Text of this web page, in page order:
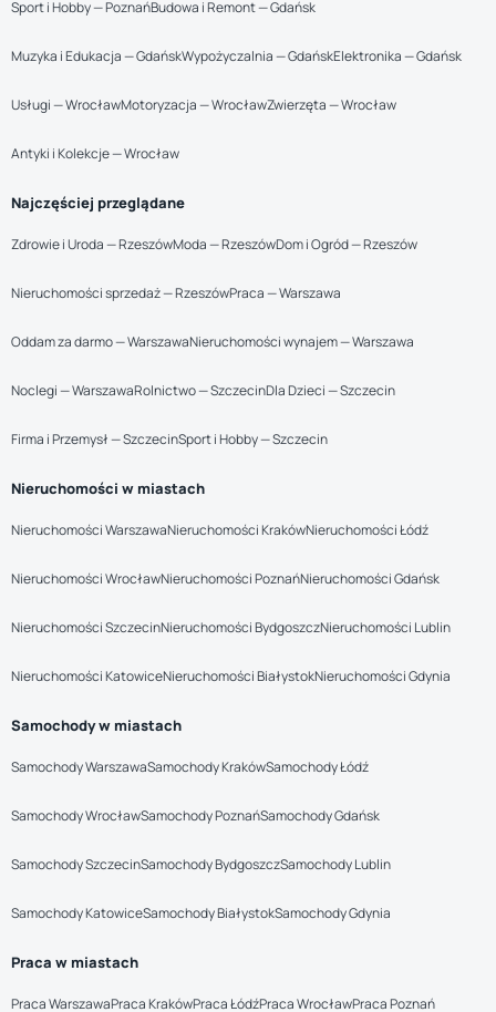
Sport i Hobby — PoznańBudowa i Remont — Gdańsk
Muzyka i Edukacja — GdańskWypożyczalnia — GdańskElektronika — Gdańsk
Usługi — WrocławMotoryzacja — WrocławZwierzęta — Wrocław
Antyki i Kolekcje — Wrocław
Najczęściej przeglądane
Zdrowie i Uroda — RzeszówModa — RzeszówDom i Ogród — Rzeszów
Nieruchomości sprzedaż — RzeszówPraca — Warszawa
Oddam za darmo — WarszawaNieruchomości wynajem — Warszawa
Noclegi — WarszawaRolnictwo — SzczecinDla Dzieci — Szczecin
Firma i Przemysł — SzczecinSport i Hobby — Szczecin
Nieruchomości w miastach
Nieruchomości WarszawaNieruchomości KrakówNieruchomości Łódź
Nieruchomości WrocławNieruchomości PoznańNieruchomości Gdańsk
Nieruchomości SzczecinNieruchomości BydgoszczNieruchomości Lublin
Nieruchomości KatowiceNieruchomości BiałystokNieruchomości Gdynia
Samochody w miastach
Samochody WarszawaSamochody KrakówSamochody Łódź
Samochody WrocławSamochody PoznańSamochody Gdańsk
Samochody SzczecinSamochody BydgoszczSamochody Lublin
Samochody KatowiceSamochody BiałystokSamochody Gdynia
Praca w miastach
Praca WarszawaPraca KrakówPraca ŁódźPraca WrocławPraca Poznań